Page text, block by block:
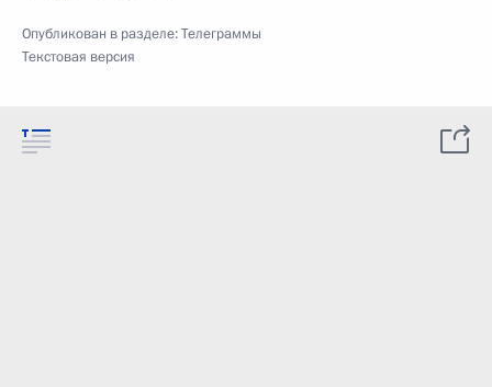
Опубликован в разделе:Телеграммы
Текстовая версия